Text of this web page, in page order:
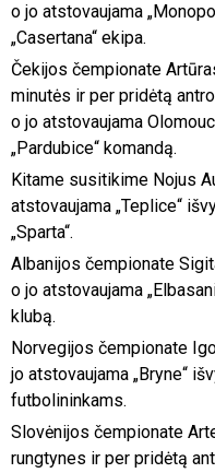
o jo atstovaujama
„Casertana“ ekipa.
Čekijos čempionate
minutės ir per pridėtą
o jo atstovaujama
„Pardubice“ komandą.
Kitame susitikime Nojus
atstovaujama „Teplice“
„Sparta“.
Albanijos čempionate
o jo atstovaujama
klubą.
Norvegijos čempionate
jo atstovaujama „Bryne“
futbolininkams.
Slovėnijos čempionate
rungtynes ir per pridėtą